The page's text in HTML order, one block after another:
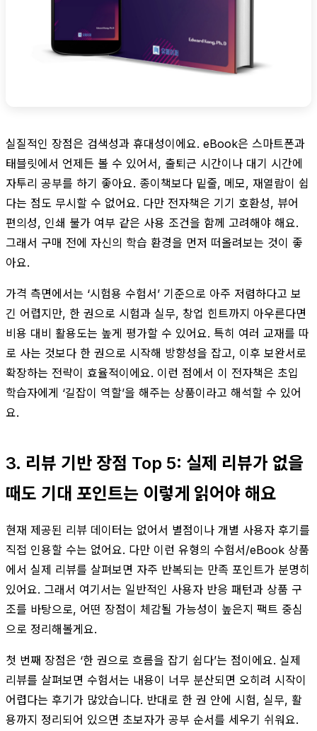
실질적인 장점은 검색성과 휴대성이에요. eBook은 스마트폰과
태블릿에서 언제든 볼 수 있어서, 출퇴근 시간이나 대기 시간에
자투리 공부를 하기 좋아요. 종이책보다 밑줄, 메모, 재열람이 쉽
다는 점도 무시할 수 없어요. 다만 전자책은 기기 호환성, 뷰어
편의성, 인쇄 불가 여부 같은 사용 조건을 함께 고려해야 해요.
그래서 구매 전에 자신의 학습 환경을 먼저 떠올려보는 것이 좋
아요.
가격 측면에서는 ‘시험용 수험서’ 기준으로 아주 저렴하다고 보
긴 어렵지만, 한 권으로 시험과 실무, 창업 힌트까지 아우른다면
비용 대비 활용도는 높게 평가할 수 있어요. 특히 여러 교재를 따
로 사는 것보다 한 권으로 시작해 방향성을 잡고, 이후 보완서로
확장하는 전략이 효율적이에요. 이런 점에서 이 전자책은 초입
학습자에게 ‘길잡이 역할’을 해주는 상품이라고 해석할 수 있어
요.
3. 리뷰 기반 장점 Top 5: 실제 리뷰가 없을
때도 기대 포인트는 이렇게 읽어야 해요
현재 제공된 리뷰 데이터는 없어서 별점이나 개별 사용자 후기를
직접 인용할 수는 없어요. 다만 이런 유형의 수험서/eBook 상품
에서 실제 리뷰를 살펴보면 자주 반복되는 만족 포인트가 분명히
있어요. 그래서 여기서는 일반적인 사용자 반응 패턴과 상품 구
조를 바탕으로, 어떤 장점이 체감될 가능성이 높은지 팩트 중심
으로 정리해볼게요.
첫 번째 장점은 ‘한 권으로 흐름을 잡기 쉽다’는 점이에요. 실제
리뷰를 살펴보면 수험서는 내용이 너무 분산되면 오히려 시작이
어렵다는 후기가 많았습니다. 반대로 한 권 안에 시험, 실무, 활
용까지 정리되어 있으면 초보자가 공부 순서를 세우기 쉬워요.